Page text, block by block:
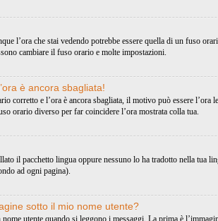
l’ora che stai vedendo potrebbe essere quella di un fuso
cambiare il fuso orario e molte impostazioni.
è ancora sbagliata!
corretto e l’ora è ancora sbagliata, il motivo può essere
orario diverso per far coincidere l’ora mostrata colla tua.
il pacchetto lingua oppure nessuno lo ha tradotto nella
ad ogni pagina).
sotto il mio nome utente?
utente quando si leggono i messaggi. La prima è